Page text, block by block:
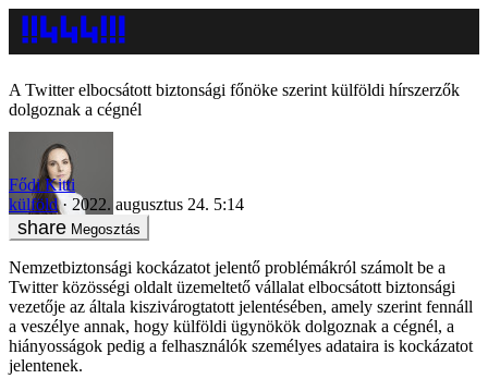
A Twitter elbocsátott biztonsági főnöke szerint külföldi hírszerzők
dolgoznak a cégnél
Fődi Kitti
külföld
2022. augusztus 24. 5:14
Megosztás
Nemzetbiztonsági kockázatot jelentő problémákról számolt be a
Twitter közösségi oldalt üzemeltető vállalat elbocsátott biztonsági
vezetője az általa kiszivárogtatott jelentésében, amely szerint fennáll
a veszélye annak, hogy külföldi ügynökök dolgoznak a cégnél, a
hiányosságok pedig a felhasználók személyes adataira is kockázatot
jelentenek.